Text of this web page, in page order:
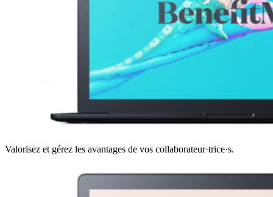
Valorisez et gérez les avantages de vos collaborateur·trice·s.